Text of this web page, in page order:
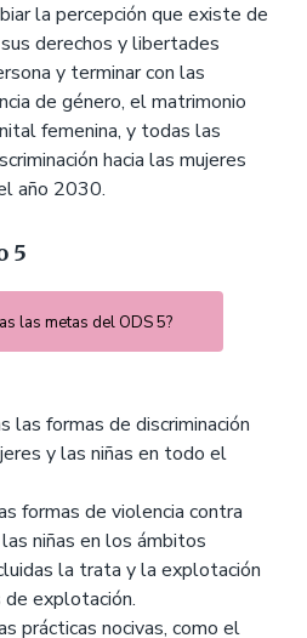
la percepción que existe de
derechos y libertades
y terminar con las
de género, el matrimonio
femenina, y todas las
hacia las mujeres
año 2030.
5
las metas del ODS 5?
las formas de discriminación
y las niñas en todo el
formas de violencia contra
niñas en los ámbitos
la trata y la explotación
explotación.
prácticas nocivas, como el